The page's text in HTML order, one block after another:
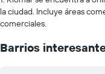
la ciudad. Incluye áreas
comerciales.
Barrios